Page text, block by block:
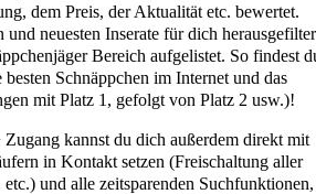
dem Preis, der Aktualität etc. bewertet.
und neuesten Inserate für dich
Bereich aufgelistet. So findest
Schnäppchen im Internet und das
mit Platz 1, gefolgt von Platz 2 usw.)!
kannst du dich außerdem direkt mit
in Kontakt setzen (Freischaltung aller
und alle zeitsparenden Suchfunktionen,